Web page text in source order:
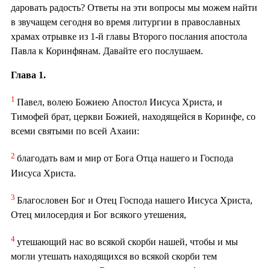
даровать радость? Ответы на эти вопросы мы можем найти
в звучащем сегодня во время литургии в православных
храмах отрывке из 1-й главы Второго послания апостола
Павла к Коринфянам. Давайте его послушаем.
Глава 1.
1 Павел, волею Божиею Апостол Иисуса Христа, и
Тимофей брат, церкви Божией, находящейся в Коринфе, со
всеми святыми по всей Ахаии:
2 благодать вам и мир от Бога Отца нашего и Господа
Иисуса Христа.
3 Благословен Бог и Отец Господа нашего Иисуса Христа,
Отец милосердия и Бог всякого утешения,
4 утешающий нас во всякой скорби нашей, чтобы и мы
могли утешать находящихся во всякой скорби тем